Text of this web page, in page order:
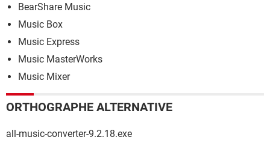
BearShare Music
Music Box
Music Express
Music MasterWorks
Music Mixer
ORTHOGRAPHE ALTERNATIVE
all-music-converter-9.2.18.exe